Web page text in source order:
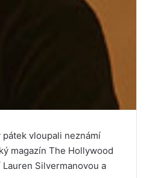
vloupali neznámí
magazín The Hollywood
Silvermanovou a